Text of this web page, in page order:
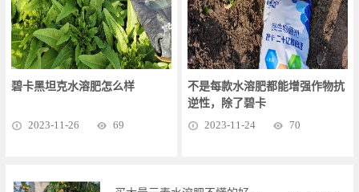
碧卡黑坦克水溶肥怎么样
2023-11-26 69
不是每款水溶肥都能增强作物抗
逆性，除了碧卡
2023-11-24 70